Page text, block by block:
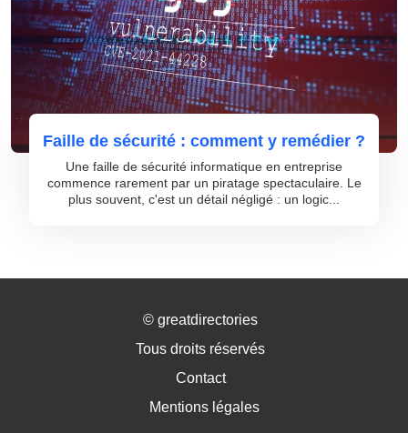
Faille de sécurité : comment y remédier ?
Une faille de sécurité informatique en entreprise
commence rarement par un piratage spectaculaire. Le
plus souvent, c'est un détail négligé : un logic...
© greatdirectories
Tous droits réservés
Contact
Mentions légales